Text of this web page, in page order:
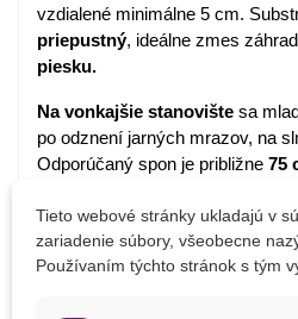
vzdialené minimálne 5 cm.
priepustný, ideálne zmes
piesku.
Na vonkajšie stanovište sa
po odznení jarných mrazov, na
Odporúčaný spon je približne 75
Počas rastu je dôležité
rastliny prihŕňať, aby sa hľuzy
Tieto webové stránky ukladajú v
zariadenie súbory, všeobecne
Používaním týchto stránok s tým